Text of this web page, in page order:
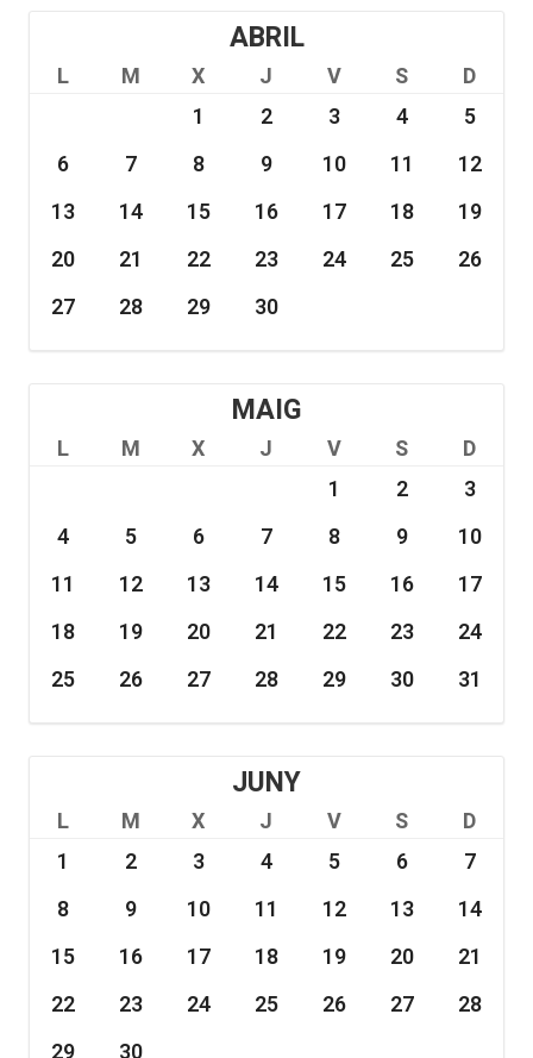
ABRIL
L M X J V S
D
1
2 3 4
5
6
7 8 9 10 11
12
13
14 15 16 17 18
19
20
21 22 23 24 25
26
27
28 29 30
MAIG
L M X J V S
D
1
2
3
4
5 6 7 8 9
10
11
12 13 14 15 16
17
18
19 20 21 22 23
24
25
26 27 28 29 30 31
JUNY
L M X J V S
D
1
2 3 4 5 6
7
8
9 10 11 12 13
14
15
16 17 18 19 20
21
22
23 24 25 26 27
28